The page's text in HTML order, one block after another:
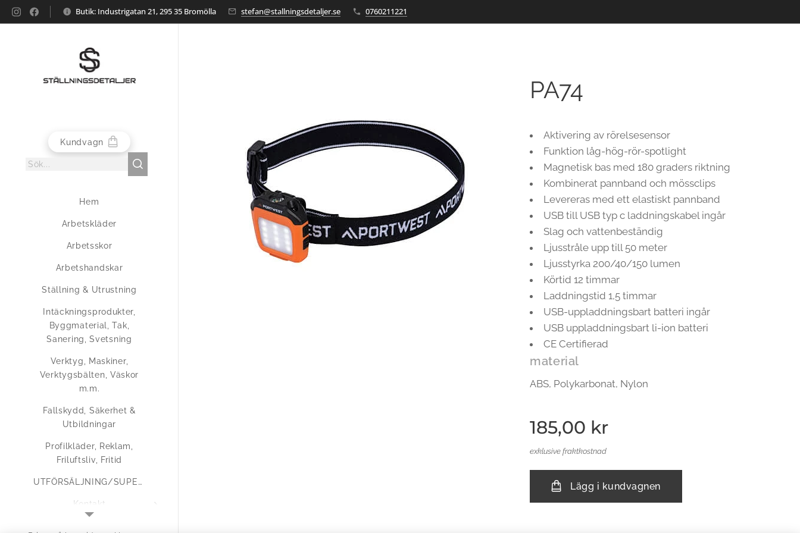
Butik: Industrigatan 21, 295 35 Bromölla stefan@stallningsdetaljer.se 0760211221
Kundvagn
Hem
Arbetskläder
Arbetsskor
Arbetshandskar
Ställning & Utrustning
Intäckningsprodukter,
Byggmaterial, Tak,
Sanering, Svetsning
Verktyg, Maskiner,
Verktygsbälten, Väskor
m.m.
Fallskydd, Säkerhet &
Utbildningar
Profilkläder, Reklam,
Friluftsliv, Fritid
UTFÖRSÄLJNING/SUPERERBJUDANDEN
Kontakt
PA74
Aktivering av rörelsesensor
Funktion låg-hög-rör-spotlight
Magnetisk bas med 180 graders riktning
Kombinerat pannband och mössclips
Levereras med ett elastiskt pannband
USB till USB typ c laddningskabel ingår
Slag och vattenbeständig
Ljusstråle upp till 50 meter
Ljusstyrka 200/40/150 lumen
Körtid 12 timmar
Laddningstid 1,5 timmar
USB-uppladdningsbart batteri ingår
USB uppladdningsbart li-ion batteri
CE Certifierad
material
ABS, Polykarbonat, Nylon
185,00 kr
exklusive fraktkostnad
Lägg i kundvagnen